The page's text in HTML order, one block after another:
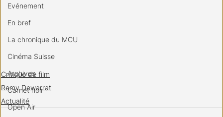
Evénement
En bref
La chronique du MCU
Cinéma Suisse
Archives
Carnet noir
Open Air
Critique de film
Remy Dewarrat
Actualité